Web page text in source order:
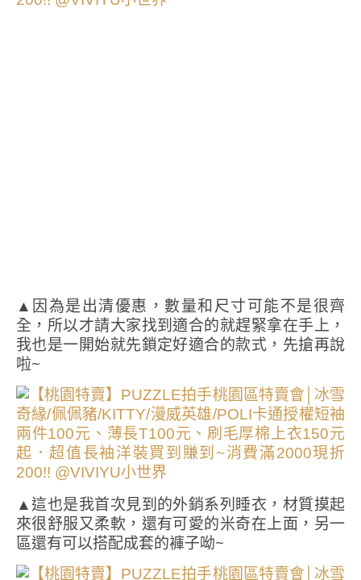
▲因為是出清優惠，數量和尺寸可能不是很齊
全，所以才請大家找到適合的就趕緊拿在手上，
我也是一開始就先鎖定好適合的款式，先搶再說
啦~
▲這也是我首次見到的外銷系列睡衣，材質摸起
來很舒服又柔軟，還有可愛的米奇在上面，另一
區還有可以搭配成套的褲子呦~